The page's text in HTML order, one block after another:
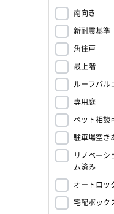
南向き
新耐震基準
角住戸
最上階
ルーフバル
専用庭
ペット相談
駐車場空き
リノベーシ
ム済み
オートロッ
宅配ボック